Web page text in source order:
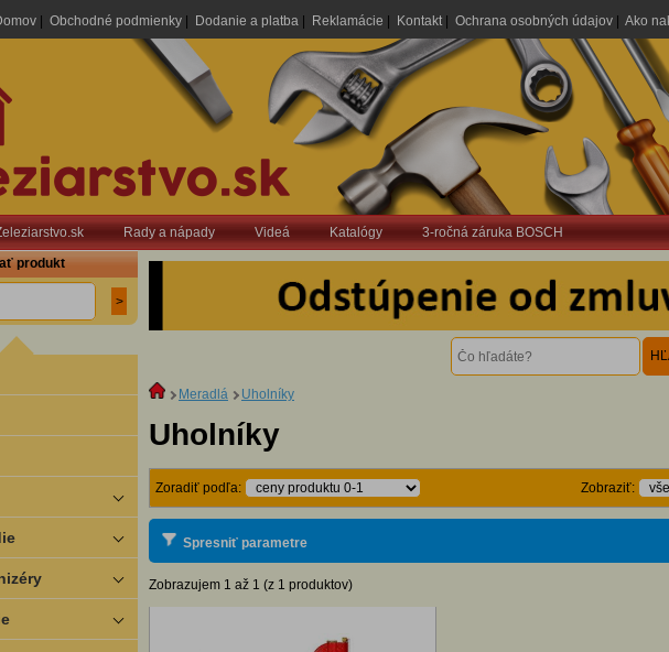
| Obchodné podmienky| Dodanie a platba| Reklamácie Kontakt| Ochrana osobných údajov| Ako
Rady a nápady Videá Katalógy
3-ročná záruka BOSCH
produkt
Meradlá Uholníky
Uholníky
Zoradiť podľa: Zobraziť:
Spresniť parametre
Zobrazujem 1 až 1 (z 1 produktov)